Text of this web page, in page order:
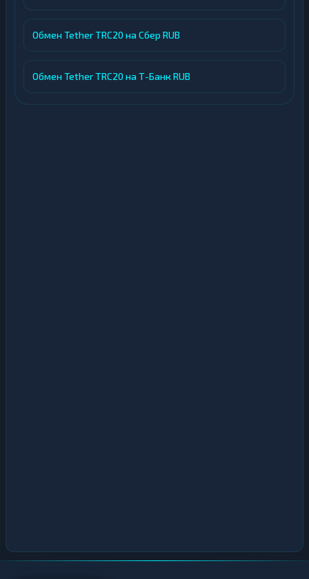
Обмен Tether TRC20 на Сбер RUB
Обмен Tether TRC20 на Т-Банк RUB